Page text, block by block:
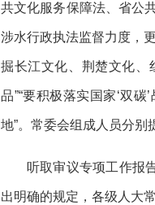
共文化服务保障法、省公
涉水行政执法监督力度，
掘长江文化、荆楚文化、
品”“要积极落实国家‘双
地”。常委会组成人员分别
听取审议专项工作报
出明确的规定，各级人大